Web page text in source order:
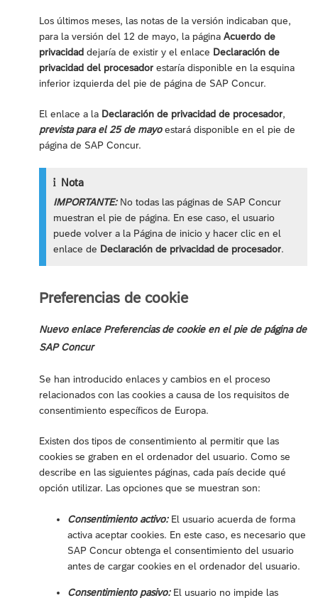
Los últimos meses, las notas de la versión indicaban que,
para la versión del 12 de mayo, la página Acuerdo de
privacidad dejaría de existir y el enlace Declaración de
privacidad del procesador estaría disponible en la esquina
inferior izquierda del pie de página de SAP Concur.
El enlace a la Declaración de privacidad de procesador,
prevista para el 25 de mayoestará disponible en el pie de
página de SAP Concur.
Nota
IMPORTANTE:No todas las páginas de SAP Concur
muestran el pie de página. En ese caso, el usuario
puede volver a la Página de inicio y hacer clic en el
enlace de Declaración de privacidad de procesador.
Preferencias de cookie
Nuevo enlace Preferencias de cookie en el pie de página de
SAP Concur
Se han introducido enlaces y cambios en el proceso
relacionados con las cookies a causa de los requisitos de
consentimiento específicos de Europa.
Existen dos tipos de consentimiento al permitir que las
cookies se graben en el ordenador del usuario. Como se
describe en las siguientes páginas, cada país decide qué
opción utilizar. Las opciones que se muestran son:
Consentimiento activo:El usuario acuerda de forma
activa aceptar cookies. En este caso, es necesario que
SAP Concur obtenga el consentimiento del usuario
antes de cargar cookies en el ordenador del usuario.
Consentimiento pasivo:El usuario no impide las